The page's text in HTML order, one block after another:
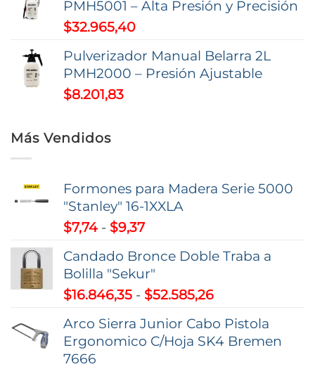
PMH5001 – Alta Presión y Precisión
$32.965,40
Pulverizador Manual Belarra 2L
PMH2000 – Presión Ajustable
$8.201,83
Más Vendidos
Formones para Madera Serie 5000
"Stanley" 16-1XXLA
$7,74 - $9,37Rango
precios:
desde
$7,74
hasta
$9,37
Candado Bronce Doble Traba a
Bolilla "Sekur"
$16.846,35 - $52.585,26Rango
precios:
desde
Arco Sierra Junior Cabo Pistola
Ergonomico C/Hoja SK4 Bremen
7666